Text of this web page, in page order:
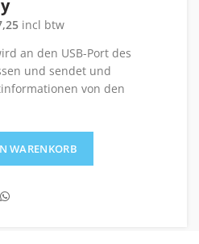
incl btw
an den USB-Port des
und sendet und
von den
WARENKORB